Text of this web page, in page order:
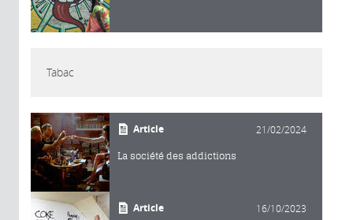
Tabac
Article 21/02/2024
La société des addictions
Article 16/10/2023